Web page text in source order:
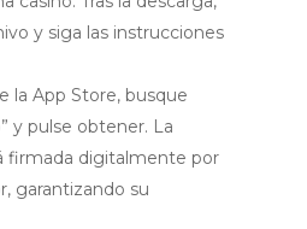
y siga las instrucciones
la App Store, busque
y pulse obtener. La
firmada digitalmente por
garantizando su